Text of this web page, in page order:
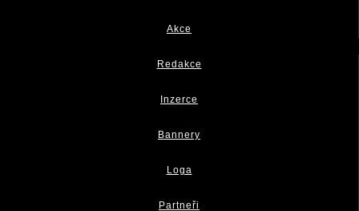
Akce
Redakce
Inzerce
Bannery
Loga
Partneři